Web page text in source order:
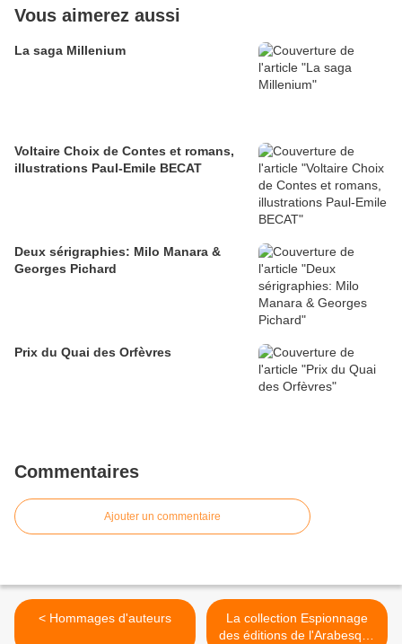
Vous aimerez aussi
La saga Millenium
Voltaire Choix de Contes et romans,
illustrations Paul-Emile BECAT
Deux sérigraphies: Milo Manara &
Georges Pichard
Prix du Quai des Orfèvres
Commentaires
Ajouter un commentaire
< Hommages d'auteurs
La collection Espionnage
des éditions de l'Arabesque